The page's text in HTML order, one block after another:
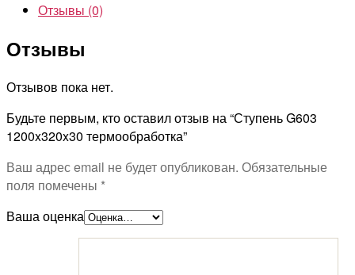
Отзывы (0)
Отзывы
Отзывов пока нет.
Будьте первым, кто оставил отзыв на “Ступень G603
1200x320x30 термообработка”
Ваш адрес email не будет опубликован. Обязательные
поля помечены *
Ваша оценка